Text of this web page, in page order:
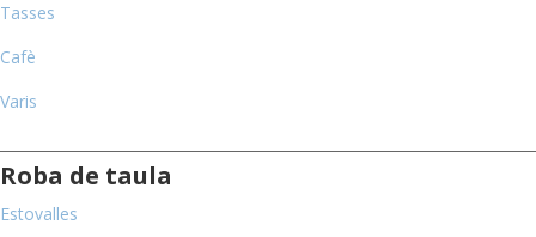
Tasses
Cafè
Varis
Roba de taula
Estovalles